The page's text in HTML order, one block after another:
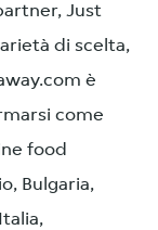
Just
di scelta,
è
come
food
Bulgaria,